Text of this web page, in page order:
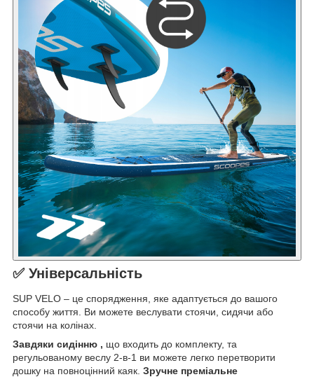
✅ Універсальність
SUP VELO – це спорядження, яке адаптується до вашого
способу життя. Ви можете веслувати стоячи, сидячи або
стоячи на колінах.
Завдяки сидінню , що входить до комплекту, та
регульованому веслу 2-в-1 ви можете легко перетворити
дошку на повноцінний каяк. Зручне преміальне